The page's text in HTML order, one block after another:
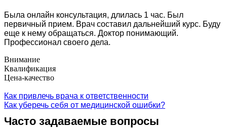
Была онлайн консультация, длилась 1 час. Был
первичный прием. Врач составил дальнейший курс. Буду
еще к нему обращаться. Доктор понимающий.
Профессионал своего дела.
Внимание
Квалификация
Цена-качество
Как привлечь врача к ответственности
Как уберечь себя от медицинской ошибки?
Часто задаваемые вопросы